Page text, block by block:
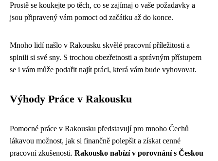
Prostě se koukejte po těch, co se zajímaj o vaše požadavky a
jsou připravený vám pomoct od začátku až do konce.
Mnoho lidí našlo v Rakousku skvělé pracovní příležitosti a
splnili si své sny. S trochou obezřetnosti a správným přístupem
se i vám může podařit najít práci, která vám bude vyhovovat.
Výhody Práce v Rakousku
Pomocné práce v Rakousku představují pro mnoho Čechů
lákavou možnost, jak si finančně polepšit a získat cenné
pracovní zkušenosti. Rakousko nabízí v porovnání s Českou